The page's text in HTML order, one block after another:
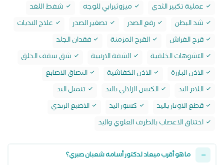
عملية تكبير الثدي
ميزوثيرابي للوجه
شفط اللغد
شد البطن
رفع الصدر تصغير الصدر
علاج الندبات
قرح الفراش
القرح المزمنة
فقدان الجلد
التشوهات الخلقية
الشفة الارنبية
شق سقف الحلق
الاذن البارزة
الاذن الخفاشية
التصاق الاصابع
اللام اليد
الكيس الزلالي باليد
تنميل اليد
قطع الاوتار باليد
كسور اليد
الاصبع الزندي
اختناق الاعصاب بالطرف العلوي واليد
ما هو أقرب ميعاد لدكتور أسامه شعبان صبري؟